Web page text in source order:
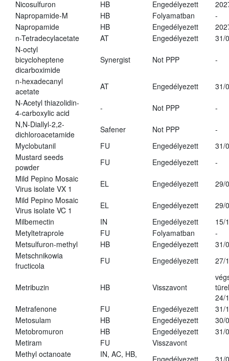
Nicosulfuron
HB Engedélyezett
Napropamide-M
HB Folyamatban
-
Napropamide
HB Engedélyezett
n-Tetradecylacetate
AT Engedélyezett
31/
N-octyl
bicycloheptene
dicarboximide
Synergist Not PPP -
n-hexadecanyl
acetate
AT Engedélyezett
31/
N-Acetyl thiazolidin-
4-carboxylic acid
- Not PPP
-
N,N-Diallyl-2,2-
dichloroacetamide
Safener Not PPP
-
Myclobutanil
FU Engedélyezett
31/
Mustard seeds
powder
FU Engedélyezett
-
Mild Pepino Mosaic
Virus isolate VX 1
EL Engedélyezett
29/
Mild Pepino Mosaic
Virus isolate VC 1
EL Engedélyezett
29/
Milbemectin
IN Engedélyezett
15/
Metyltetraprole
FU Folyamatban
-
Metsulfuron-methyl
HB Engedélyezett
31/
Metschnikowia
fructicola
FU Engedélyezett 27/
Metribuzin HB Visszavont
24/
Metrafenone
FU Engedélyezett
31/
Metosulam
HB Engedélyezett
30/
Metobromuron
HB Engedélyezett
31/
Metiram
FU
Visszavont
Methyl octanoate
IN, AC, HB,